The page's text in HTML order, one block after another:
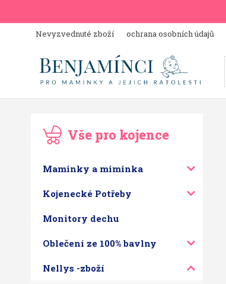
Nevyzvednuté zboží ochrana osobních údajů
Vše pro kojence
Maminky a miminka
Kojenecké Potřeby
Monitory dechu
Oblečení ze 100% bavlny
Nellys -zboží